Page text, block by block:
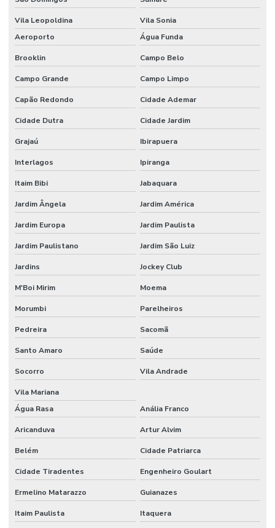
Etiquetas Couche Adesivas Sem Resíduo
Etiquetas Couche Sem Resíduo
Etiquetas Nylon Resinado Para Fabricação De Colchões
Etiquetas Nylon Resinado Sem Corte Minas Gerais
Etiquetas Para Encomendas Em Minas Gerais
Etiquetas Para Impressora Grande Demanda
Etiquetas Para Móveis E Vidros
Etiquetas Para Superfícies Removíveis
Etiquetas Resinadas
Etiquetas Tag Adesivas Com Cola Para Roupas
Etiquetas Tag De Roupas Com Furinho
Etiquetas Tag Para Impressoras Argox
Etiquetas Tag Para Roupas
Etiquetas Tag Para Roupas Em Santa Catarina
Etiquetas Tag Para Roupas No Rio Grande Do Sul
Fornecedor De Etiqueta De Gondola No Rio Grande Do Sul
Fornecedor De Etiqueta Nylon Resinado
Fornecedor De Etiqueta Nylon Resinado Santa Catarina
Vila Leopoldina
Vila Sonia
Aeroporto
Água Funda
Brooklin Campo Belo
Campo Grande Campo Limpo
Capão Redondo Cidade Ademar
Cidade Dutra Cidade Jardim
Grajaú Ibirapuera
Interlagos Ipiranga
Itaim Bibi Jabaquara
Jardim Ângela Jardim América
Jardim Europa Jardim Paulista
Jardim Paulistano Jardim São Luiz
Jardins Jockey Club
M'Boi Mirim Moema
Morumbi Parelheiros
Pedreira Sacomã
Santo Amaro Saúde
Socorro Vila Andrade
Vila Mariana
Água Rasa
Anália Franco
Aricanduva Artur Alvim
Belém Cidade Patriarca
Cidade Tiradentes Engenheiro Goulart
Ermelino Matarazzo Guianazes
Itaim Paulista Itaquera